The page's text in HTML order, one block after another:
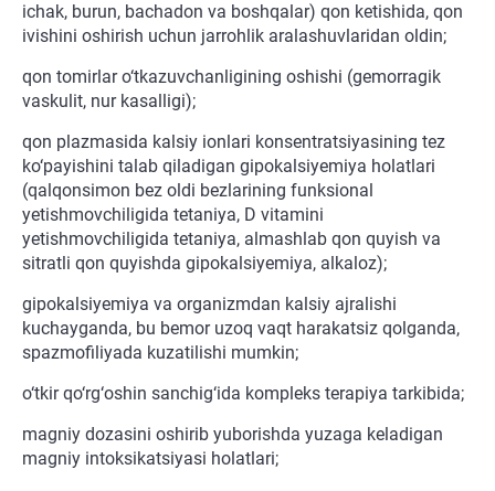
ichak, burun, bachadon va boshqalar) qon ketishida, qon
ivishini oshirish uchun jarrohlik aralashuvlaridan oldin;
qon tomirlar o‘tkazuvchanligining oshishi (gemorragik
vaskulit, nur kasalligi);
qon plazmasida kalsiy ionlari konsentratsiyasining tez
ko‘payishini talab qiladigan gipokalsiyemiya holatlari
(qalqonsimon bez oldi bezlarining funksional
yetishmovchiligida tetaniya, D vitamini
yetishmovchiligida tetaniya, almashlab qon quyish va
sitratli qon quyishda gipokalsiyemiya, alkaloz);
gipokalsiyemiya va organizmdan kalsiy ajralishi
kuchayganda, bu bemor uzoq vaqt harakatsiz qolganda,
spazmofiliyada kuzatilishi mumkin;
o‘tkir qo‘rg‘oshin sanchig‘ida kompleks terapiya tarkibida;
magniy dozasini oshirib yuborishda yuzaga keladigan
magniy intoksikatsiyasi holatlari;